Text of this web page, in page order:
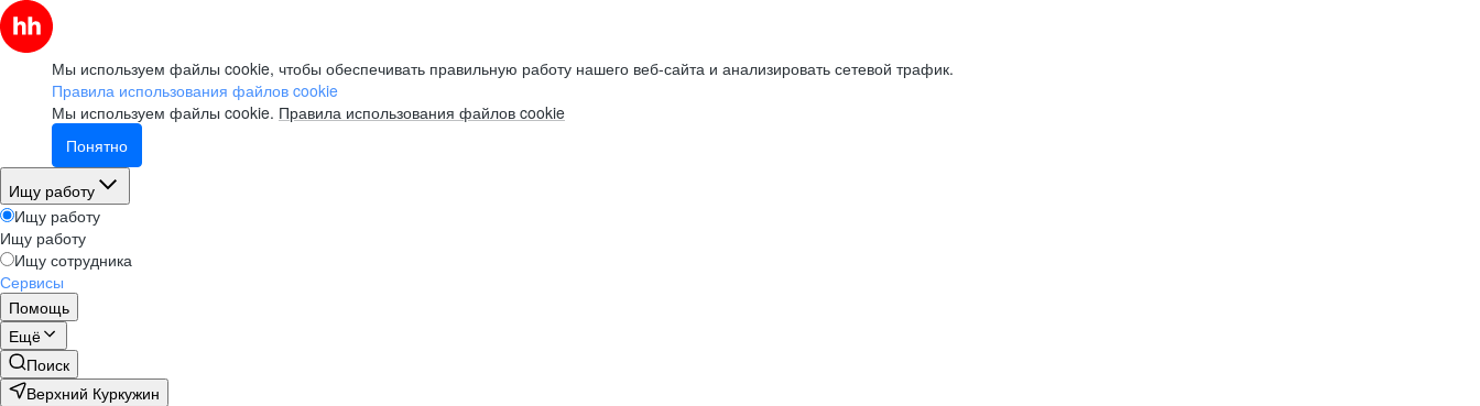
Мы используем файлы cookie, чтобы обеспечивать правильную работу нашего веб-сайта и анализировать сетевой трафик.
Правила использования файлов cookie
Мы используем файлы cookie. Правила использования файлов cookie
Понятно
Ищу работу
Ищу работу
Ищу работу
Ищу сотрудника
Сервисы
Помощь
Ещё
Поиск
Верхний Куркужин